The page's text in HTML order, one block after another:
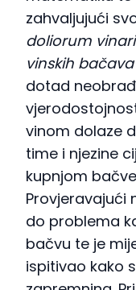
zahvaljujući
doliorum
vinskih bačava
dotad
vinom dolaze
time i njezine
kupnjom
Provjeravajući
do problema
bačvu te je
ispitivao kako